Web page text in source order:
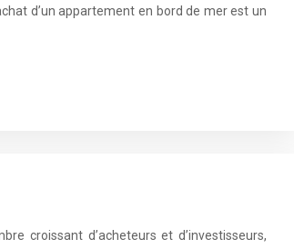
d’un appartement en bord de mer est un
croissant d’acheteurs et d’investisseurs,